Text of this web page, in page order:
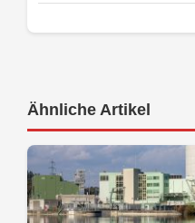
Ähnliche Artikel